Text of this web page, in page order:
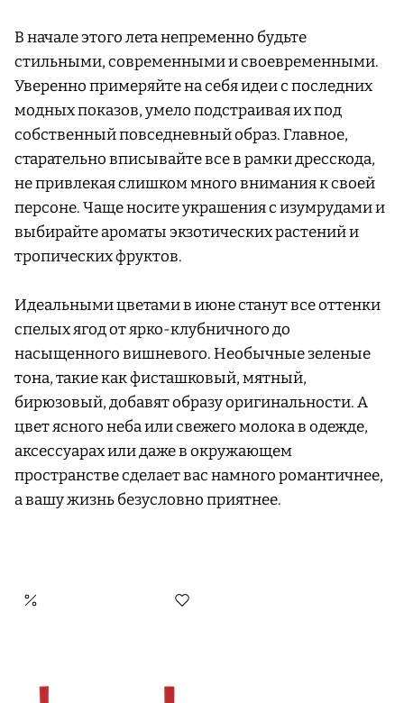
В начале этого лета непременно будьте
стильными, современными и своевременными.
Уверенно примеряйте на себя идеи с последних
модных показов, умело подстраивая их под
собственный повседневный образ. Главное,
старательно вписывайте все в рамки дресскода,
не привлекая слишком много внимания к своей
персоне. Чаще носите украшения с изумрудами и
выбирайте ароматы экзотических растений и
тропических фруктов.
Идеальными цветами в июне станут все оттенки
спелых ягод от ярко-клубничного до
насыщенного вишневого. Необычные зеленые
тона, такие как фисташковый, мятный,
бирюзовый, добавят образу оригинальности. А
цвет ясного неба или свежего молока в одежде,
аксессуарах или даже в окружающем
пространстве сделает вас намного романтичнее,
а вашу жизнь безусловно приятнее.